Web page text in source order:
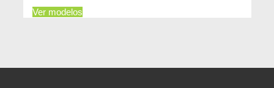
Ver modelos